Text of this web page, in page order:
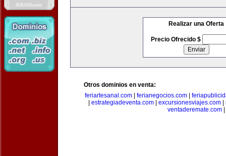
Realizar una Oferta
Precio Ofrecido $
Otros dominios en venta:
feriartesanal.com
ferianegocios.com
estrategiadeventa.com| excursionesviajes.com|
ventaderemate.com